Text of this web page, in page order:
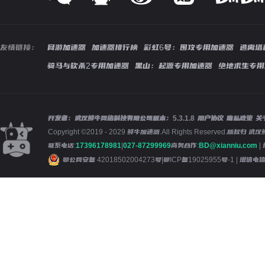
友情链接： 网游加速器 加速器排行榜 彩虹6号：围攻专用加速器
逃离塔
骑马与砍杀2专用加速器
黑山：起源专用加速器 绝地求生专
开发者：武汉鲜牛网络科技有限公司版本： 5.3.1.8 用户协议 隐私政策 关
Copyright ©2019 - 2029 鲜牛加速器.All Rights Reserved.版权归 武汉
联系电话:17396178981 027-87299969商务合作:BD@xianniu.com |
鄂公网安备 42018502004273号 鄂ICP备19025955号-1 | 增值电